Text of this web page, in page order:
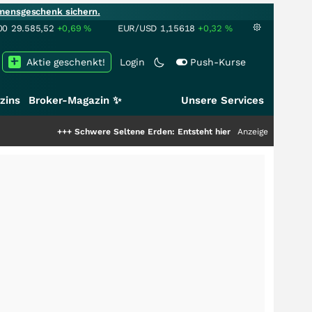
sichern.
29.585,52 +0,69% EUR/USD 1,15618 +0,32 %
Login Push-Kurse
Aktie geschenkt!
Broker-Magazin ✨ Unsere Services
Schwere Seltene Erden: Entsteht hier die nächste Milliardenstory?
Anzeige